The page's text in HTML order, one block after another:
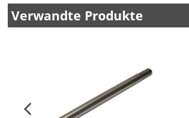
Verwandte Produkte